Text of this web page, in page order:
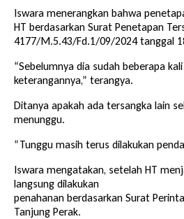
Iswara menerangkan bahwa
HT berdasarkan Surat Penetapan
4177/M.5.43/Fd.1/09/2024 tanggal
“Sebelumnya dia sudah beberapa
keterangannya,” terangya.
Ditanya apakah ada tersangka lain
menunggu.
“Tunggu masih terus dilakukan
Iswara mengatakan, setelah HT
langsung dilakukan
penahanan berdasarkan Surat
Tanjung Perak.